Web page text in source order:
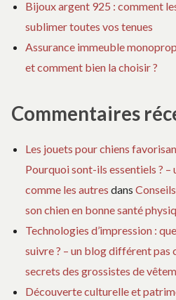
Bijoux argent 925 : comment
sublimer toutes vos tenues
Assurance immeuble
et comment bien la choisir ?
Commentaires
Les jouets pour chiens
Pourquoi sont-ils essentiels ?
comme les autres dans
son chien en bonne santé
Technologies d’impression :
suivre ? – un blog différent pas
secrets des grossistes de
Découverte culturelle et